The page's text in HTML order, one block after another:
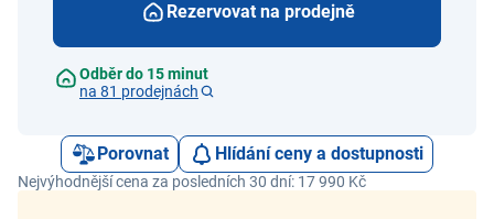
Rezervovat na prodejně
Odběr do 15 minut
na 81 prodejnách
Porovnat Hlídání ceny a dostupnosti
Nejvýhodnější cena za posledních 30 dní: 17 990 Kč